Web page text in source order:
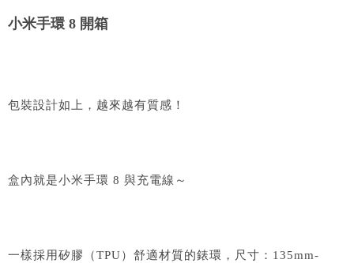
小米手環 8 開箱
包裝設計如上，越來越有質感！
盒內就是小米手環 8 與充電線～
一樣採用矽膠（TPU）舒適材質的錶環，尺寸：135mm-